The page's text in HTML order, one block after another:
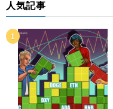
人気記事